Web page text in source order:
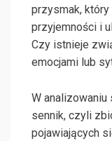
przysmak,
przyjemności i
Czy istnieje
emocjami lub
W analizowaniu
sennik, czyli
pojawiających